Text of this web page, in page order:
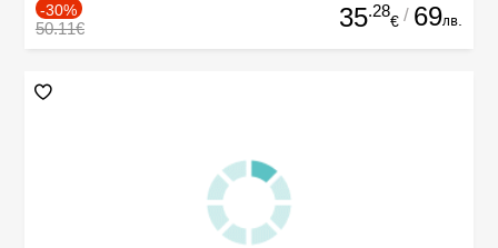
-30%
50.11€ 35.28
€ / 69лв.